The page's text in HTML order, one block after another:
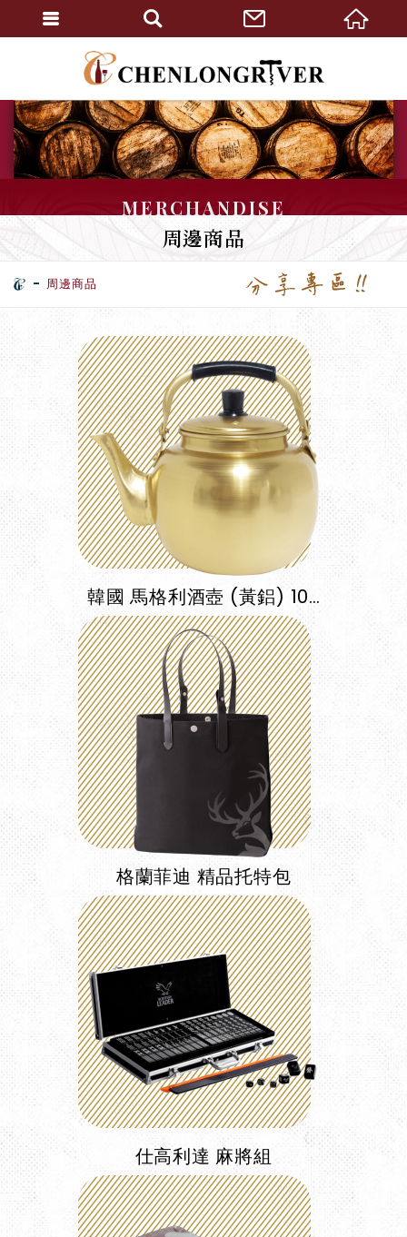
MERCHANDISE
周邊商品
周邊商品
韓國 馬格利酒壺 (黃鋁) 1000ml
格蘭菲迪 精品托特包
仕高利達 麻將組